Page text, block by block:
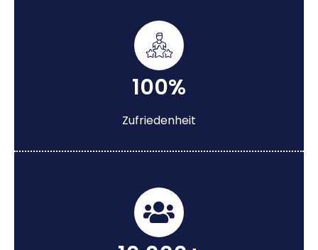
100%
Zufriedenheit